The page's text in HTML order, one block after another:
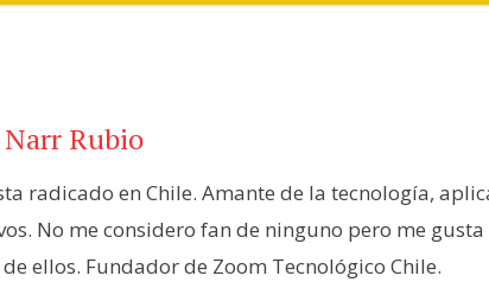
Rubio
radicado en Chile. Amante de la tecnología,
No me considero fan de ninguno pero me
ellos. Fundador de Zoom Tecnológico Chile.